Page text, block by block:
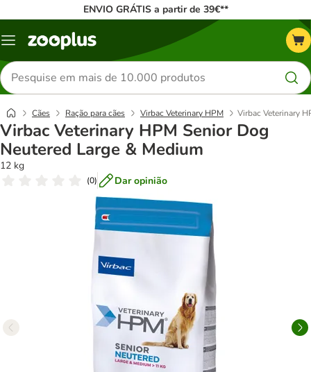
ENVIO GRÁTIS a partir de 39€**
Menu
Pesquisar
produtos
Cães Ração para cães Virbac Veterinary HPM Virbac Veterinary
Virbac Veterinary HPM Senior Dog
Neutered Large & Medium
12 kg
(0) Dar opinião